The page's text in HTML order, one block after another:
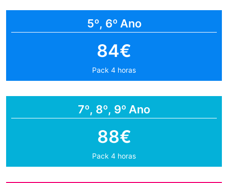
5º, 6º Ano
84€
Pack 4 horas
7º, 8º, 9º Ano
88€
Pack 4 horas